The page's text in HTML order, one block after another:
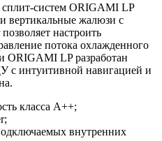
систем ORIGAMI LP
вертикальные жалюзи с
настроить
потока охлажденного
ORIGAMI LP разработан
с интуитивной навигацией и
класса А++;
внутренних